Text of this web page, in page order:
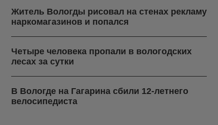
Житель Вологды рисовал на стенах рекламу
наркомагазинов и попался
Четыре человека пропали в вологодских
лесах за сутки
В Вологде на Гагарина сбили 12-летнего
велосипедиста